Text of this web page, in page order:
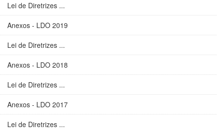
Lei de Diretrizes ...
Anexos - LDO 2019
Lei de Diretrizes ...
Anexos - LDO 2018
Lei de Diretrizes ...
Anexos - LDO 2017
Lei de Diretrizes ...